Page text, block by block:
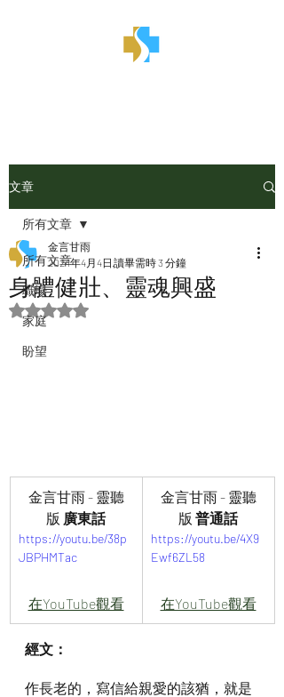
文章
所有文章
職場
家庭
盼望
所有文章
身體健壯、靈魂興盛
金言甘雨
2024年4月4日 讀畢需時 3 分鐘
評等為 NaN（最高為 5 顆星）。
金言甘雨 - 靈聽
版 廣東話
https://youtu.be/38p
JBPHMTac
在YouTube觀看
金言甘雨 - 靈聽
版 普通話
https://youtu.be/4X9
Ewf6ZL58
在YouTube觀看
經文：
作長老的，寫信給親愛的該猶，就是